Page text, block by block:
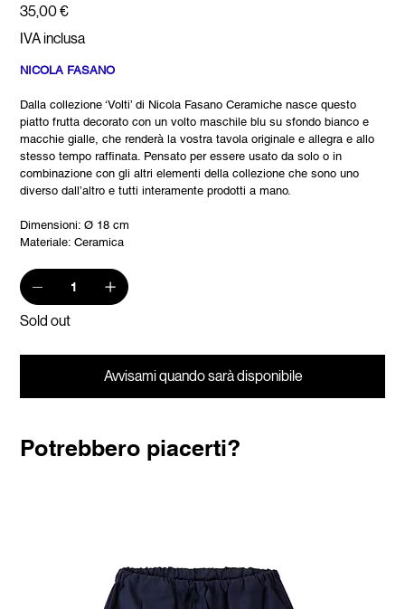
Prezzo
35,00 €
IVA inclusa
NICOLA FASANO
Dalla collezione ‘Volti’ di Nicola Fasano Ceramiche nasce questo
piatto frutta decorato con un volto maschile blu su sfondo bianco e
macchie gialle, che renderà la vostra tavola originale e allegra e allo
stesso tempo raffinata. Pensato per essere usato da solo o in
combinazione con gli altri elementi della collezione che sono uno
diverso dall’altro e tutti interamente prodotti a mano.
Dimensioni: Ø 18 cm
Materiale: Ceramica
Sold out
Avvisami quando sarà disponibile
Potrebbero piacerti?